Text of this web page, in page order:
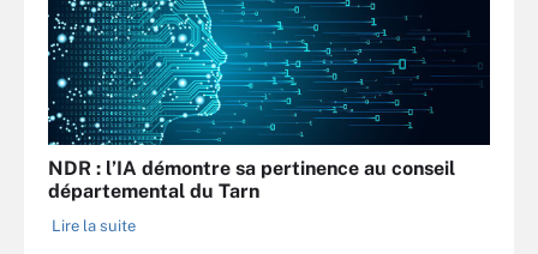
NDR : l’IA démontre sa pertinence au conseil
départemental du Tarn
Lire la suite